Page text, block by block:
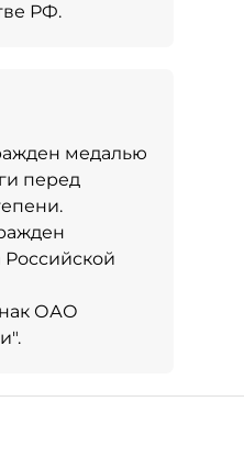
РФ.
медалью
перед
ОАО